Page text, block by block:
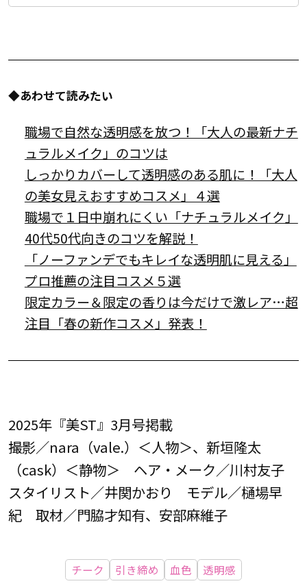
◆あわせて読みたい
職場で自然な透明感を放つ！「大人の最新ナチ
ュラルメイク」のコツは
しっかりカバーして透明感のある肌に！「大人
の美女見えおすすめコスメ」４選
職場で１日中崩れにくい「ナチュラルメイク」
40代50代向きのコツを解説！
「ノーファンデでもキレイな透明肌に見える」
プロ推薦の注目コスメ５選
限定カラー＆限定の香りは今だけで激レア…超
注目「春の新作コスメ」発表！
2025年『美ST』3月号掲載
撮影／nara（vale.）＜人物＞、新垣隆太
（cask）＜静物＞ ヘア・メーク／川村友子
スタイリスト／井関かおり モデル／樋場早
紀 取材／門脇才知有、安部麻維子
チーク 引き締め 血色 透明感